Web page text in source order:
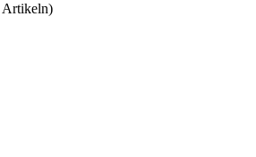
Artikeln)